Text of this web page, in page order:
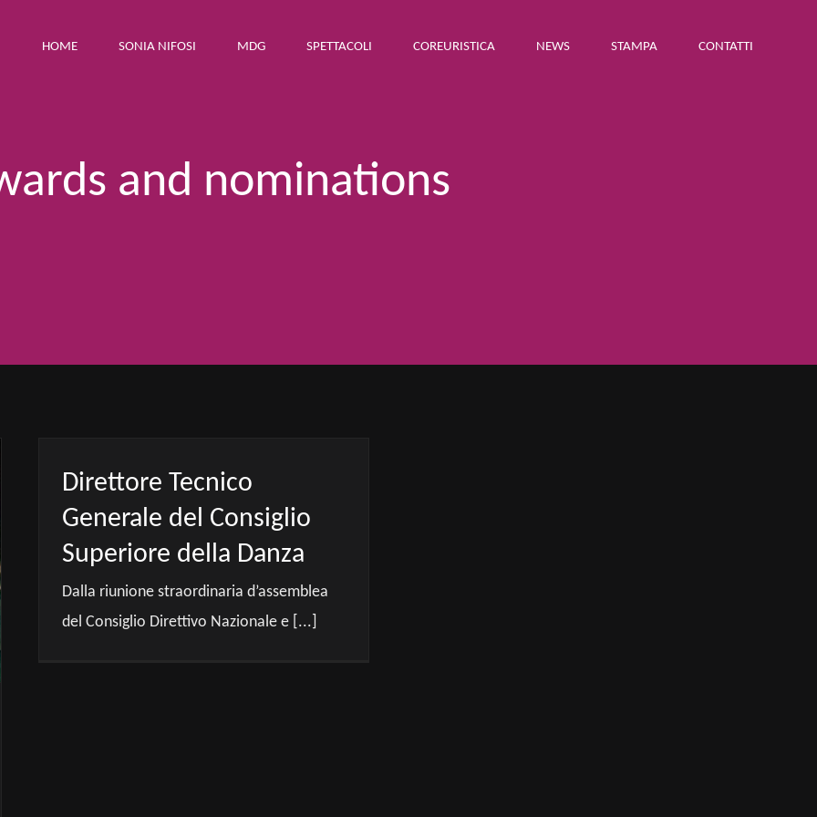
HOME SONIA NIFOSI MDG SPETTACOLI COREURISTICA NEWS STAMPA CONTATTI
and nominations
Direttore Tecnico
Generale del Consiglio
Superiore della Danza
Dalla riunione straordinaria d’assemblea
del Consiglio Direttivo Nazionale e [...]